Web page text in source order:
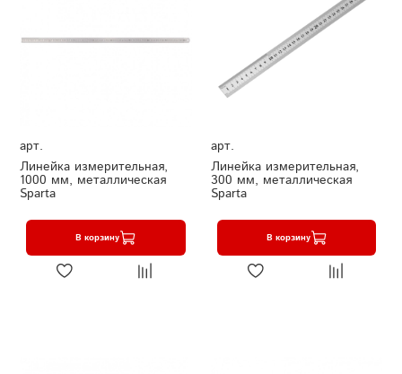
арт.
Линейка измерительная,
1000 мм, металлическая
Sparta
В корзину
арт.
Линейка измерительная,
300 мм, металлическая
Sparta
В корзину